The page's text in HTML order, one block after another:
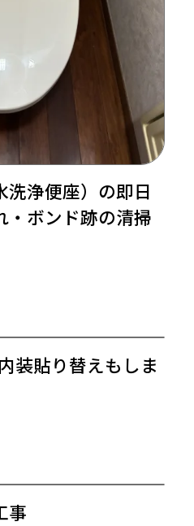
洗浄便座）の即日
・ボンド跡の清掃
装貼り替えもしま
事